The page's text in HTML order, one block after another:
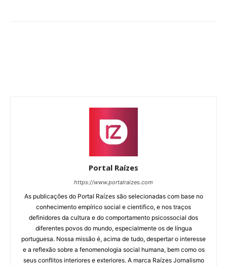
Portal Raízes
https://www.portalraizes.com
As publicações do Portal Raízes são selecionadas com base no
conhecimento empírico social e cientifico, e nos traços
definidores da cultura e do comportamento psicossocial dos
diferentes povos do mundo, especialmente os de língua
portuguesa. Nossa missão é, acima de tudo, despertar o interesse
e a reflexão sobre a fenomenologia social humana, bem como os
seus conflitos interiores e exteriores. A marca Raízes Jornalismo